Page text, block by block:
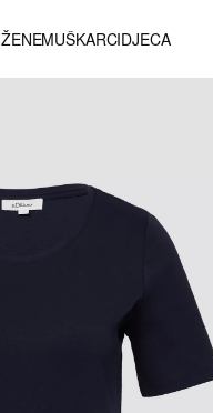
ŽENEMUŠKARCIDJECA